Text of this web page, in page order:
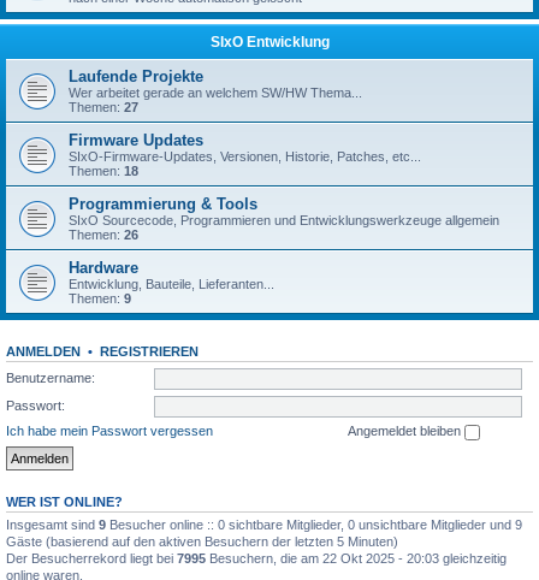
SIxO Entwicklung
Laufende Projekte
Wer arbeitet gerade an welchem SW/HW Thema...
Themen: 27
Firmware Updates
SIxO-Firmware-Updates, Versionen, Historie, Patches, etc...
Themen: 18
Programmierung & Tools
SIxO Sourcecode, Programmieren und Entwicklungswerkzeuge allgemein
Themen: 26
Hardware
Entwicklung, Bauteile, Lieferanten...
Themen: 9
ANMELDEN • REGISTRIEREN
Benutzername:
Passwort:
Ich habe mein Passwort vergessen
Angemeldet bleiben
WER IST ONLINE?
Insgesamt sind 9 Besucher online :: 0 sichtbare Mitglieder, 0 unsichtbare Mitglieder und 9
Gäste (basierend auf den aktiven Besuchern der letzten 5 Minuten)
Der Besucherrekord liegt bei 7995 Besuchern, die am 22 Okt 2025 - 20:03 gleichzeitig
online waren.